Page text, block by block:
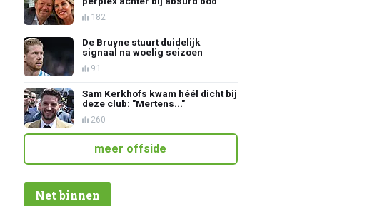
182
De Bruyne stuurt duidelijk
signaal na woelig seizoen
91
Sam Kerkhofs kwam héél dicht bij
deze club: "Mertens..."
260
meer offside
Net binnen